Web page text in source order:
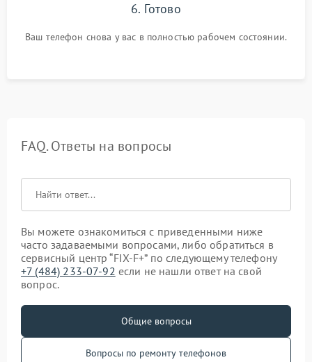
6. Готово
Ваш телефон снова у вас в полностью рабочем состоянии.
FAQ. Ответы на вопросы
Вы можете ознакомиться с приведенными ниже
часто задаваемыми вопросами, либо обратиться в
сервисный центр “FIX-F+” по следующему телефону
+7 (484) 233-07-92 если не нашли ответ на свой
вопрос.
Общие вопросы
Вопросы по ремонту телефонов